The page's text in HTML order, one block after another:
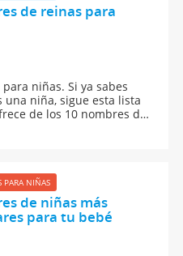
de reinas para
niñas. Si ya sabes
una niña, sigue esta lista
de los 10 nombres de
la realeza europea para
tu niña.
PARA NIÑAS
de niñas más
para tu bebé